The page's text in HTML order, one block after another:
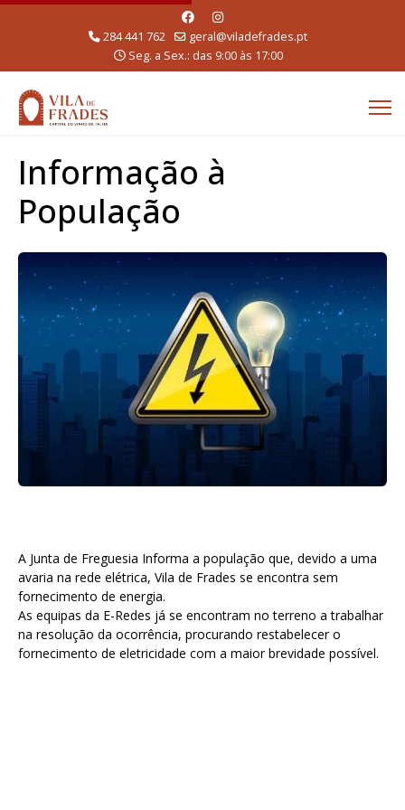
284 441 762
geral@viladefrades.pt
Seg. a Sex.: das 9:00 às 17:00
Informação à
População
A Junta de Freguesia Informa a população que, devido a uma
avaria na rede elétrica, Vila de Frades se encontra sem
fornecimento de energia.
As equipas da E-Redes já se encontram no terreno a trabalhar
na resolução da ocorrência, procurando restabelecer o
fornecimento de eletricidade com a maior brevidade possível.